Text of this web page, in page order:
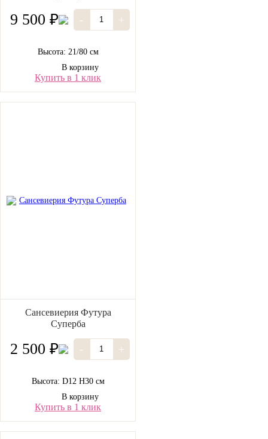
9 500 ₽ - +
Высота: 21/80 см
В корзину
Купить в 1 клик
Сансевиерия Футура
Суперба
2 500 ₽ - +
Высота: D12 H30 см
В корзину
Купить в 1 клик